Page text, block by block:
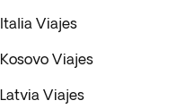
Italia Viajes
Kosovo Viajes
Latvia Viajes